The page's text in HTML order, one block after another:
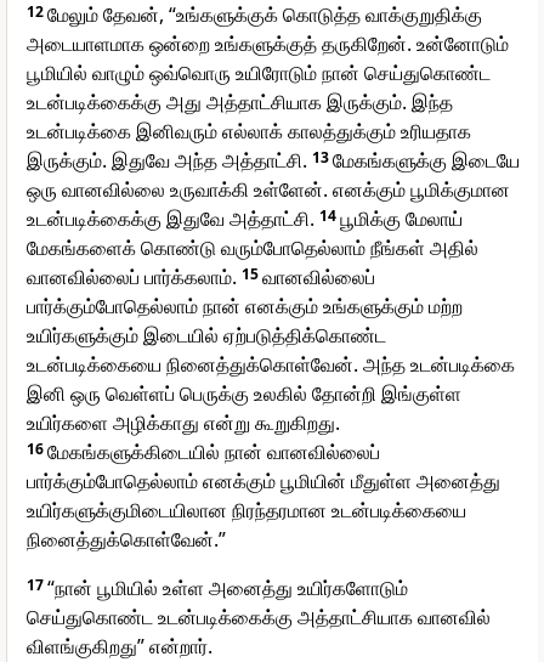
12மேலும் தேவன், “உங்களுக்குக் கொடுத்த வாக்குறுதிக்கு
அடையாளமாக ஒன்றை உங்களுக்குத் தருகிறேன். உன்னோடும்
பூமியில் வாழும் ஒவ்வொரு உயிரோடும் நான் செய்துகொண்ட
உடன்படிக்கைக்கு அது அத்தாட்சியாக இருக்கும். இந்த
உடன்படிக்கை இனிவரும் எல்லாக் காலத்துக்கும் உரியதாக
இருக்கும். இதுவே அந்த அத்தாட்சி. 13மேகங்களுக்கு இடையே
ஒரு வானவில்லை உருவாக்கி உள்ளேன். எனக்கும் பூமிக்குமான
உடன்படிக்கைக்கு இதுவே அத்தாட்சி. 14பூமிக்கு மேலாய்
மேகங்களைக் கொண்டு வரும்போதெல்லாம் நீங்கள் அதில்
வானவில்லைப் பார்க்கலாம். 15வானவில்லைப்
பார்க்கும்போதெல்லாம் நான் எனக்கும் உங்களுக்கும் மற்ற
உயிர்களுக்கும் இடையில் ஏற்படுத்திக்கொண்ட
உடன்படிக்கையை நினைத்துக்கொள்வேன். அந்த உடன்படிக்கை
இனி ஒரு வெள்ளப் பெருக்கு உலகில் தோன்றி இங்குள்ள
உயிர்களை அழிக்காது என்று கூறுகிறது.
16மேகங்களுக்கிடையில் நான் வானவில்லைப்
பார்க்கும்போதெல்லாம் எனக்கும் பூமியின் மீதுள்ள அனைத்து
உயிர்களுக்குமிடையிலான நிரந்தரமான உடன்படிக்கையை
நினைத்துக்கொள்வேன்.”
17“நான் பூமியில் உள்ள அனைத்து உயிர்களோடும்
செய்துகொண்ட உடன்படிக்கைக்கு அத்தாட்சியாக வானவில்
விளங்குகிறது” என்றார்.